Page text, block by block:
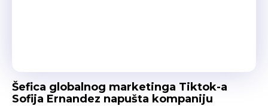
Šefica globalnog marketinga Tiktok-a
Sofija Ernandez napušta kompaniju